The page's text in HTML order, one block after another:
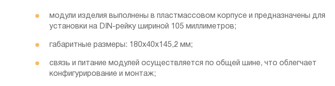
модули изделия выполнены в пластмассовом корпусе и предназначены для
установки на DIN-рейку шириной 105 миллиметров;
габаритные размеры: 180х40х145,2 мм;
связь и питание модулей осуществляется по общей шине, что облегчает
конфигурирование и монтаж;